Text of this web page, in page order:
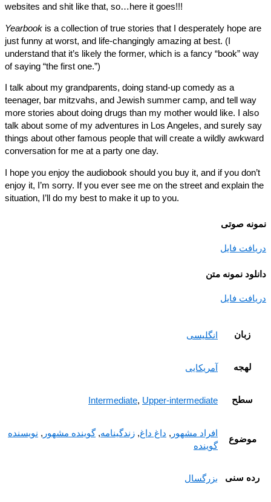
websites and shit like that, so…here it goes!!!
Yearbook is a collection of true stories that I desperately hope
just funny at worst, and life-changingly amazing at best. (I
understand that it’s likely the former, which is a fancy “book”
of saying “the first one.”)
I talk about my grandparents, doing stand-up comedy as a
teenager, bar mitzvahs, and Jewish summer camp, and tell
more stories about doing drugs than my mother would like. I
talk about some of my adventures in Los Angeles, and surely
things about other famous people that will create a wildly
conversation for me at a party one day.
I hope you enjoy the audiobook should you buy it, and if you
enjoy it, I’m sorry. If you ever see me on the street and explain
situation, I’ll do my best to make it up to you.
صوتی
فایل
نمونه متن
فایل
انگلیسی
لهجه آمریکایی
سطح Intermediate,Upper-intermediate
افراد مشهور,داغ داغ, زندگینامه,گوینده مشهور,نویسنده
گوینده
سنی بزرگسال